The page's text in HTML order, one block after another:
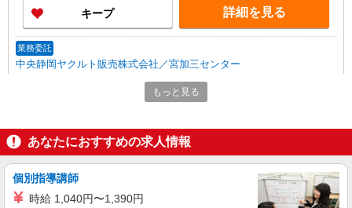
憩40分含む） 月収150,000円の収入 時給目安：
1,406円 研修制度あり 研修日数 17日 研修時の給
キープ 詳細を見る
業務委託
中央静岡ヤクルト販売株式会社／宮加三センター
ヤクルトスタッフ
報酬/完全出来高制 月給100,000円〜150,000円
く30代主婦 Aさん】 働き方：週5日・1日4.5時間
勤務の場合（休憩40分含む） 月収100,000円の収
入 時給目安：1,302円 【ガッツリ働く40代主婦
Bさん】 働き方：週5日・1日6時間勤務の場合（休
憩40分含む） 月収150,000円の収入 時給目安：
1,406円 研修制度あり 研修日数 17日 研修時の給
【宅配センター】宮加三 静岡県静岡市清水区
宮加三14
詳細を見る
もっと見る
あなたにおすすめの求人情報
個別指導講師
時給 1,040円〜1,390円